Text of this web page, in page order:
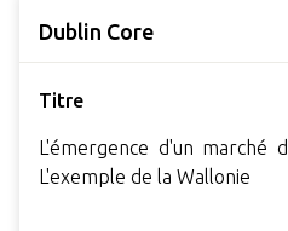
Dublin Core
Titre
L'émergence d'un marché
L'exemple de la Wallonie